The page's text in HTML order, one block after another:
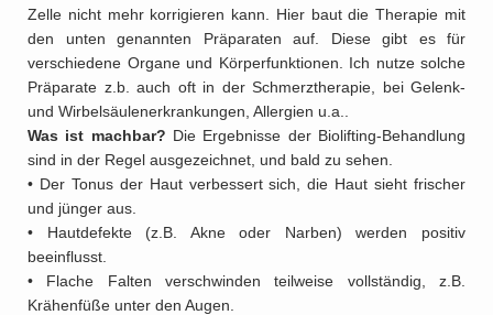
Zelle nicht mehr korrigieren kann. Hier baut die Therapie mit
den unten genannten Präparaten auf. Diese gibt es für
verschiedene Organe und Körperfunktionen. Ich nutze solche
Präparate z.b. auch oft in der Schmerztherapie, bei Gelenk-
und Wirbelsäulenerkrankungen, Allergien u.a..
Was ist machbar? Die Ergebnisse der Biolifting-Behandlung
sind in der Regel ausgezeichnet, und bald zu sehen.
• Der Tonus der Haut verbessert sich, die Haut sieht frischer
und jünger aus.
• Hautdefekte (z.B. Akne oder Narben) werden positiv
beeinflusst.
• Flache Falten verschwinden teilweise vollständig, z.B.
Krähenfüße unter den Augen.